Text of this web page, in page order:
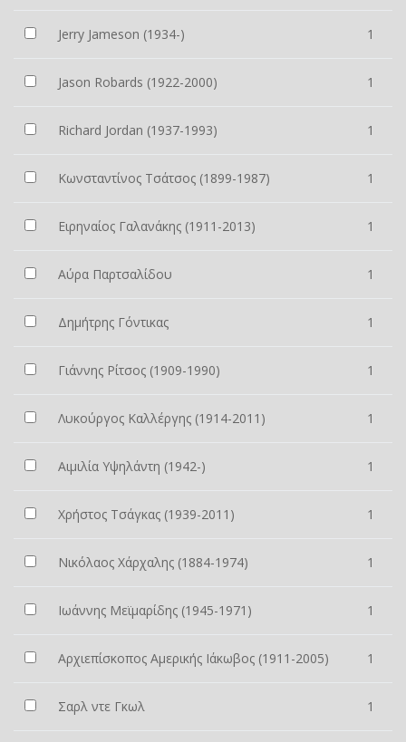
Jerry Jameson (1934-) 1
Jason Robards (1922-2000) 1
Richard Jordan (1937-1993) 1
Κωνσταντίνος Τσάτσος (1899-1987) 1
Ειρηναίος Γαλανάκης (1911-2013) 1
Αύρα Παρτσαλίδου 1
Δημήτρης Γόντικας 1
Γιάννης Ρίτσος (1909-1990) 1
Λυκούργος Καλλέργης (1914-2011) 1
Αιμιλία Υψηλάντη (1942-) 1
Χρήστος Τσάγκας (1939-2011) 1
Νικόλαος Χάρχαλης (1884-1974) 1
Ιωάννης Μεϊμαρίδης (1945-1971) 1
Αρχιεπίσκοπος Αμερικής Ιάκωβος (1911-2005) 1
Σαρλ ντε Γκωλ 1